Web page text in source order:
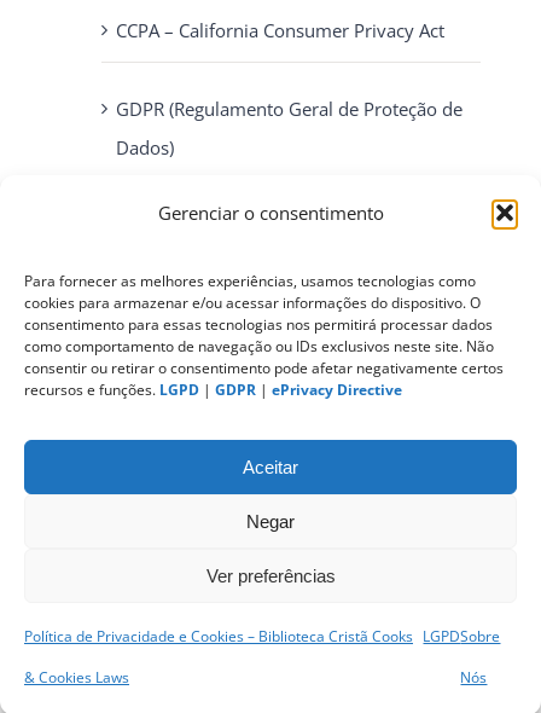
Gerenciar o consentimento
Para fornecer as melhores experiências, usamos tecnologias como
cookies para armazenar e/ou acessar informações do dispositivo. O
consentimento para essas tecnologias nos permitirá processar dados
como comportamento de navegação ou IDs exclusivos neste site. Não
consentir ou retirar o consentimento pode afetar negativamente certos
recursos e funções. LGPD | GDPR | ePrivacy Directive
Aceitar
Negar
Ver preferências
Política de Privacidade e Cookies – Biblioteca Cristã Cooks
& Cookies Laws
LGPDSobre
Nós
CCPA – California Consumer Privacy Act
GDPR (Regulamento Geral de Proteção de
Dados)
ePrivacy Directive (Diretiva ePrivacidade)
PIPEDA (Personal Information Protection
and Electronic Documents Act)